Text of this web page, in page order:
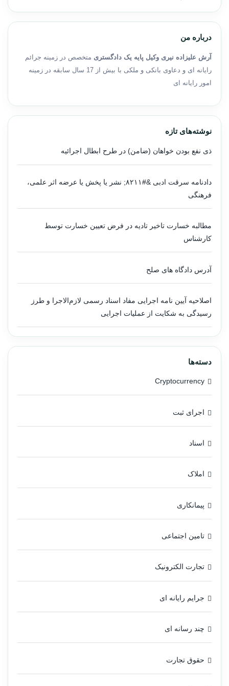
درباره من
آرش علیزاده نیری وکیل پایه یک دادگستری متخصص در زمینه جرائم
رایانه ای و دعاوی بانکی و ملکی با بیش از 17 سال سابقه در زمینه
امور رایانه ای
نوشته‌های تازه
ذی نفع بودن خواهان (ضامن) در طرح ابطال اجرائیه
دادنامه سرقت ادبی &#۸۲۱۱; نشر یا پخش یا عرضه اثر علمی،
فرهنگی
مطالبه خسارت تاخیر تادیه در فرض تعیین خسارت توسط
کارشناس
آدرس دادگاه های صلح
اصلاحیه آیین نامه اجرایی مفاد اسناد رسمی لازم‌الاجرا و طرز
رسیدگی به شکایت از عملیات اجرایی
دسته‌ها
Cryptocurrency
اجرای ثبت
اسناد
املاک
پیمانکاری
تامین اجتماعی
تجارت الکترونیک
جرایم رایانه ای
چند رسانه ای
حقوق تجارت